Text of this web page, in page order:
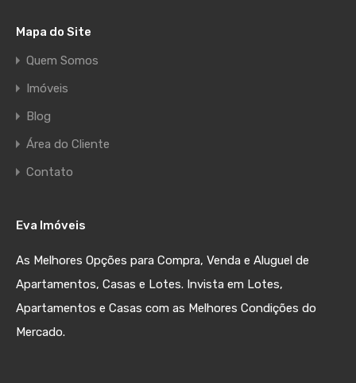
Mapa do Site
Quem Somos
Imóveis
Blog
Área do Cliente
Contato
Eva Imóveis
As Melhores Opções para Compra, Venda e Aluguel de
Apartamentos, Casas e Lotes. Invista em Lotes,
Apartamentos e Casas com as Melhores Condições do
Mercado.